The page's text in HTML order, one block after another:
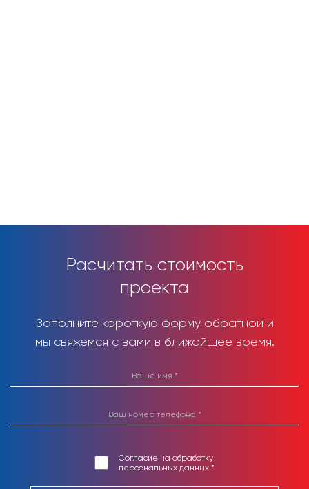
Расчитать стоимость
проекта
Заполните короткую форму обратной и
мы свяжемся с вами в ближайшее время.
Согласие на обработку
персональных данных *